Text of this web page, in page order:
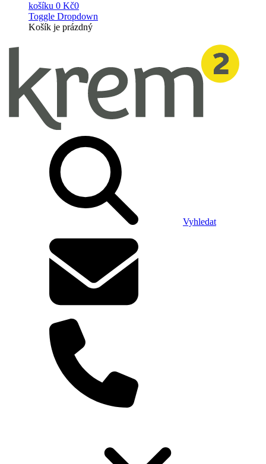
košíku 0 Kč0
Toggle Dropdown
Košík je prázdný
Vyhledat